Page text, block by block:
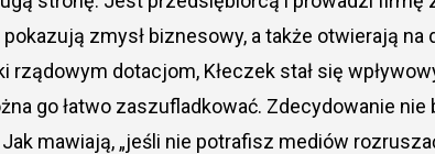
zmysł biznesowy, a także otwierają na
dotacjom, Kłeczek stał się
go łatwo zaszufladkować. Zdecydowanie nie
mawiają, „jeśli nie potrafisz mediów